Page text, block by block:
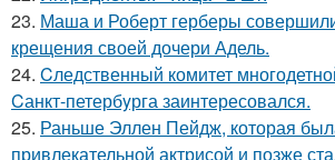
23. Маша и Роберт герберы
крещения своей дочери Адель.
24. Cледственный комитет
Cанкт-петербyрга заинтересовался.
25. Раньше Эллен Пейдж, которая
привлекательной актрисой и позже